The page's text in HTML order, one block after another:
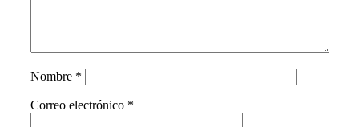
Nombre *
Correo electrónico *